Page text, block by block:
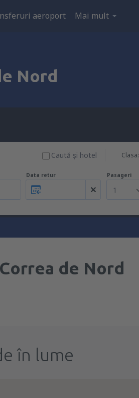
aeroport Mai mult
Nord
Clasa:
Caută şi hotel
Data retur Pasageri
1
Correa de Nord
în lume